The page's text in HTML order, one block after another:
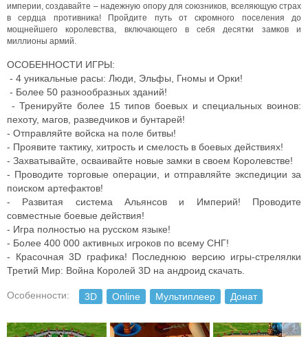
империи, создавайте – надежную опору для союзников, вселяющую страх
в сердца противника! Пройдите путь от скромного поселения до
мощнейшего королевства, включающего в себя десятки замков и
миллионы армий.
ОСОБЕННОСТИ ИГРЫ:
- 4 уникальные расы: Люди, Эльфы, Гномы и Орки!
- Более 50 разнообразных зданий!
- Тренируйте более 15 типов боевых и специальных воинов:
пехоту, магов, разведчиков и бунтарей!
- Отправляйте войска на поле битвы!
- Проявите тактику, хитрость и смелость в боевых действиях!
- Захватывайте, осваивайте новые замки в своем Королевстве!
- Проводите торговые операции, и отправляйте экспедиции за
поиском артефактов!
- Развитая система Альянсов и Империй! Проводите
совместные боевые действия!
- Игра полностью на русском языке!
- Более 400 000 активных игроков по всему СНГ!
- Красочная 3D графика! Последнюю версию игры-стрелялки
Третий Мир: Война Королей 3D на андроид скачать.
Особенности: 3D Online Мультиплеер Донат